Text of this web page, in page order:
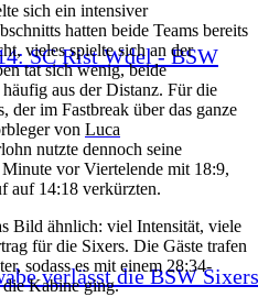
SC Rist Wdel - BSW
verlässt die BSW Sixers
sich ein intensiver
hatten beide Teams bereits
vieles spielte sich an der
tat sich wenig, beide
aus der Distanz. Für die
der im Fastbreak über das ganze
von Luca
nutzte dennoch seine
vor Viertelende mit 18:9,
auf 14:18 verkürzten.
Bild ähnlich: viel Intensität, viele
für die Sixers. Die Gäste trafen
sodass es mit einem 28:34-
Kabine ging.